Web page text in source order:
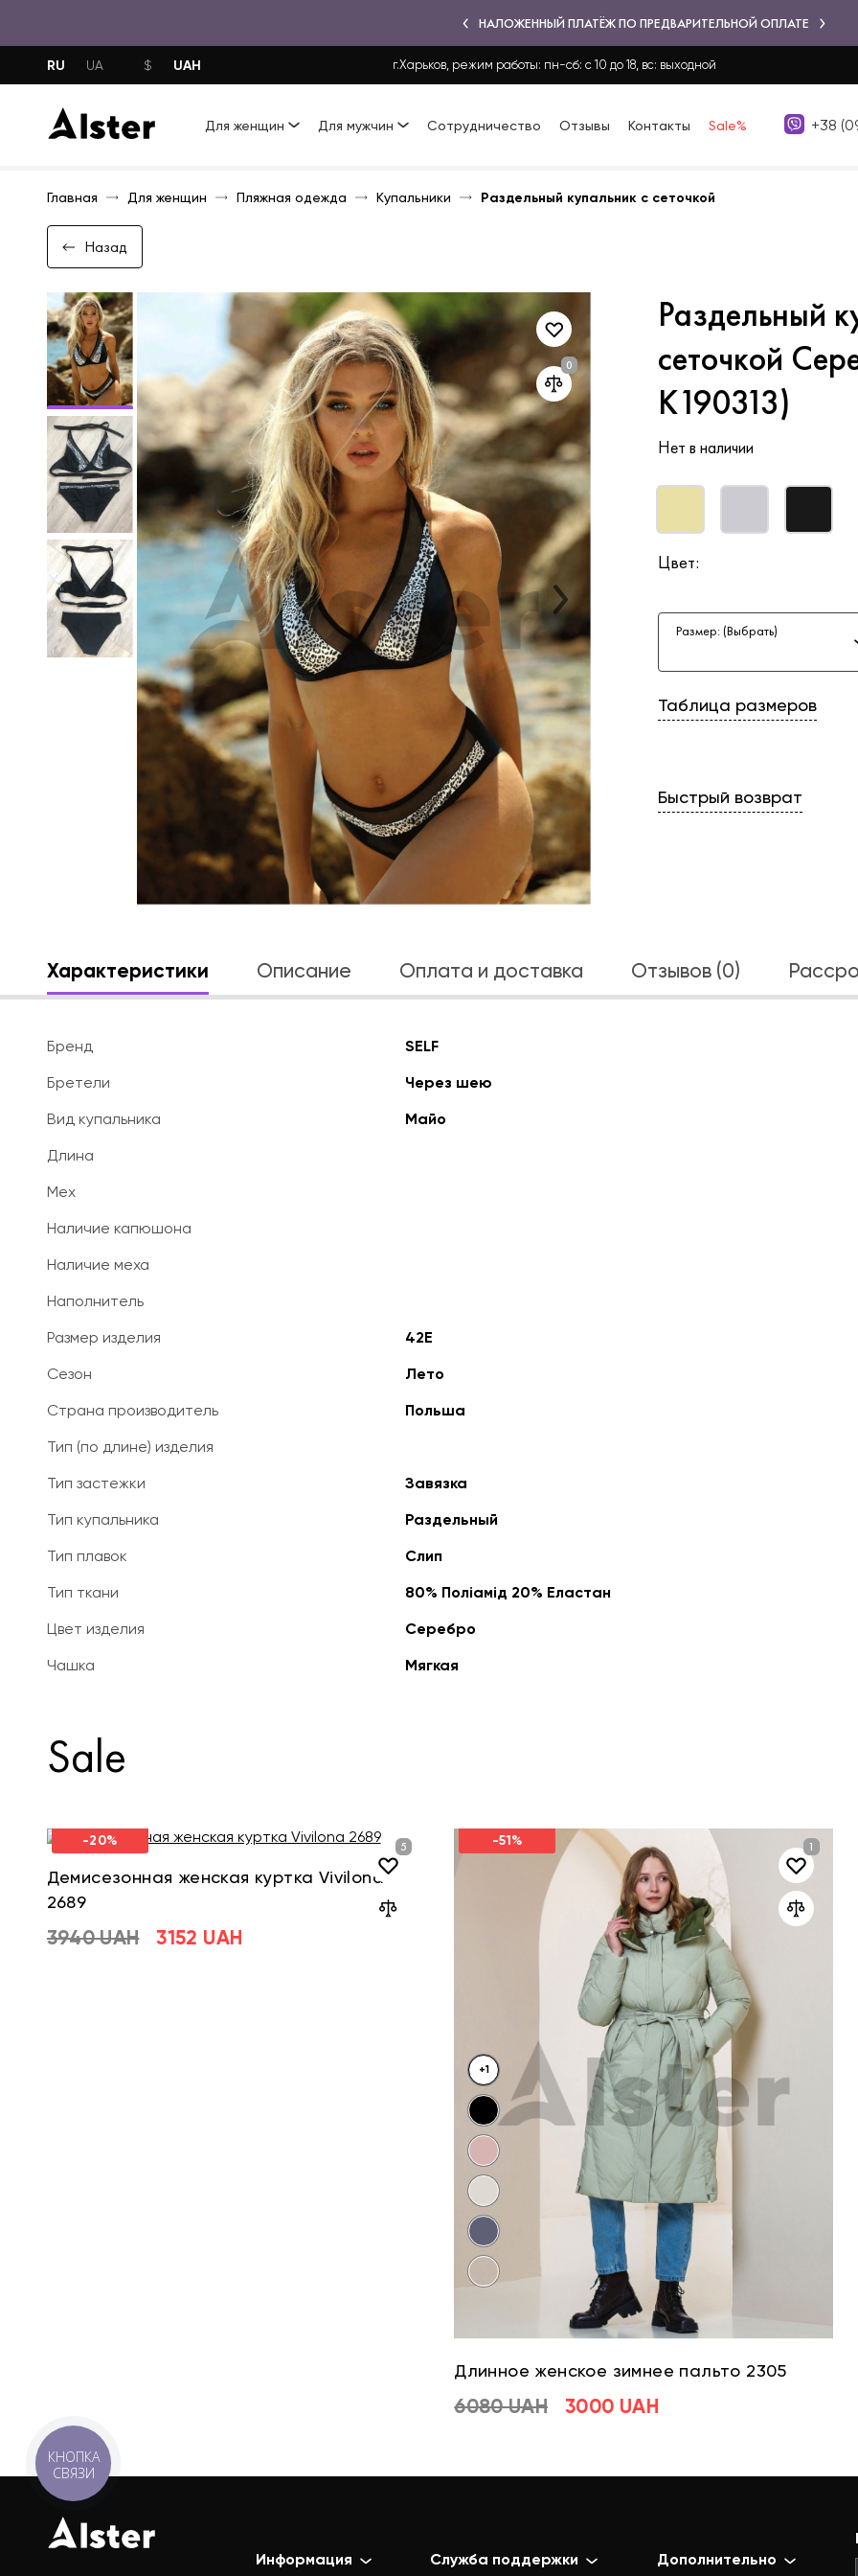
НАЛОЖЕННЫЙ ПЛАТЁЖ ПО ПРЕДВАРИТЕЛЬНОЙ ОПЛАТЕ
RU UA $ UAH г.Харьков, режим работы: пн-сб: с 10 до 18, вс: выходной
Для женщин Для мужчин Сотрудничество Отзывы Контакты Sale% +38
Главная Для женщин Пляжная одежда Купальники Раздельный купальник с сеточкой
Назад
Раздельный
сеточкой
K190313)
Нет в наличии
Цвет:
Размер: (Выбрать)
Таблица размеров
Быстрый возврат
Характеристики Описание Оплата и доставка Отзывов (0)
Бренд
SELF
Бретели
Через шею
Вид купальника
Майо
Длина
Мех
Наличие капюшона
Наличие меха
Наполнитель
Размер изделия
42E
Сезон
Лето
Страна производитель
Польша
Тип (по длине) изделия
Тип застежки
Завязка
Тип купальника
Раздельный
Тип плавок
Слип
Тип ткани
80% Поліамід 20% Еластан
Цвет изделия
Серебро
Чашка
Мягкая
Sale
-20%
Демисезонная женская куртка Vivilona
2689
3940 UAH 3152 UAH
-51%
+1
Длинное женское зимнее пальто 2305
6080 UAH 3000 UAH
Информация Служба поддержки Дополнительно
КНОПКА
СВЯЗИ